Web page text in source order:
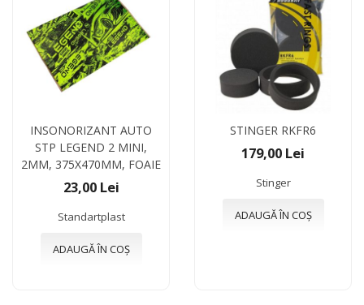
INSONORIZANT AUTO
STP LEGEND 2 MINI,
2MM, 375X470MM, FOAIE
23,00 Lei
Standartplast
ADAUGĂ ÎN COȘ
STINGER RKFR6
179,00 Lei
Stinger
ADAUGĂ ÎN COȘ